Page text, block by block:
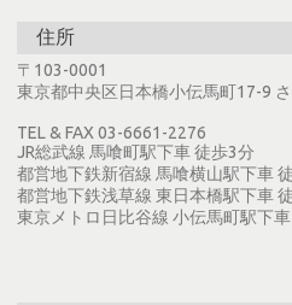
住所
〒103-0001
東京都中央区日本橋小伝馬町17-9
TEL & FAX 03-6661-2276
JR総武線 馬喰町駅下車 徒歩3分
都営地下鉄新宿線 馬喰横山駅下車
都営地下鉄浅草線 東日本橋駅下車
東京メトロ日比谷線 小伝馬町駅下